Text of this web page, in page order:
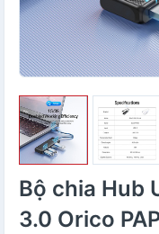
Bộ chia Hub
3.0 Orico